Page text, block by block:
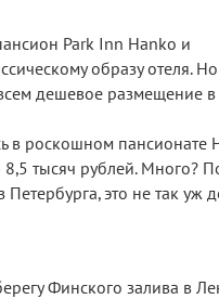
Park Inn Hanko и
образу отеля.
дешевое размещение
в роскошном пансионате
8,5 тысяч рублей. Много?
это не так уж
Финского залива в